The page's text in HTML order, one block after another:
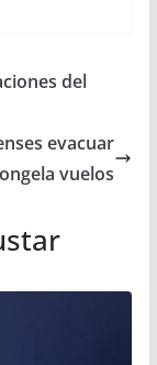
del
evacuar
vuelos